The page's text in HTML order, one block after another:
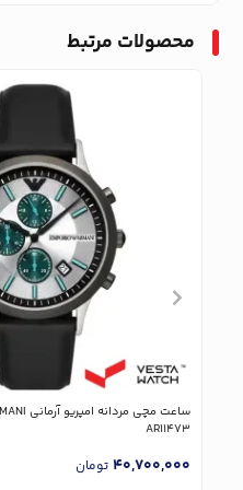
محصولات مرتبط
AR11473
40,700,000 تومان